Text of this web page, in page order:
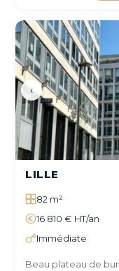
‹
LILLE
82 m²
16 810 € HT/an
Immédiate
Beau plateau de